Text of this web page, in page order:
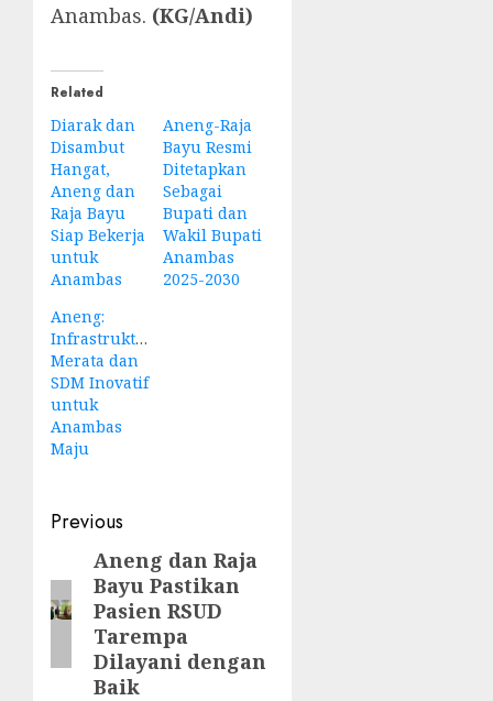
Anambas. (KG/Andi)
Related
Diarak dan
Disambut
Hangat,
Aneng dan
Raja Bayu
Siap Bekerja
untuk
Anambas
Aneng-Raja
Bayu Resmi
Ditetapkan
Sebagai
Bupati dan
Wakil Bupati
Anambas
2025-2030
Aneng:
Infrastruktur
Merata dan
SDM Inovatif
untuk
Anambas
Maju
Post
navigation
Previous
Previous
post:
Aneng dan Raja
Bayu Pastikan
Pasien RSUD
Tarempa
Dilayani dengan
Baik